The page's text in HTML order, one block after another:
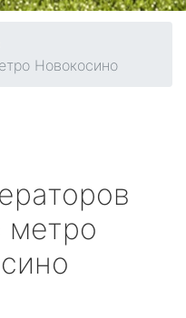
Новокосино
метро